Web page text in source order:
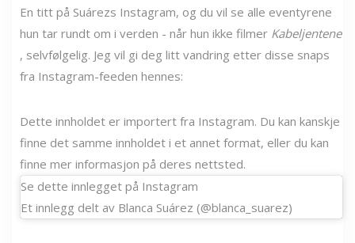
En titt på Suárezs Instagram, og du vil se alle eventyrene
hun tar rundt om i verden - når hun ikke filmer Kabeljentene
, selvfølgelig. Jeg vil gi deg litt vandring etter disse snaps
fra Instagram-feeden hennes:
Dette innholdet er importert fra Instagram. Du kan kanskje
finne det samme innholdet i et annet format, eller du kan
finne mer informasjon på deres nettsted.
Se dette innlegget på Instagram
Et innlegg delt av Blanca Suárez (@blanca_suarez)